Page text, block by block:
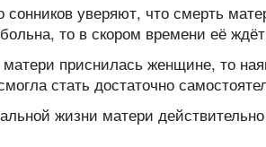
уверяют, что смерть
то в скором времени её
приснилась женщине, то
стать достаточно
жизни матери